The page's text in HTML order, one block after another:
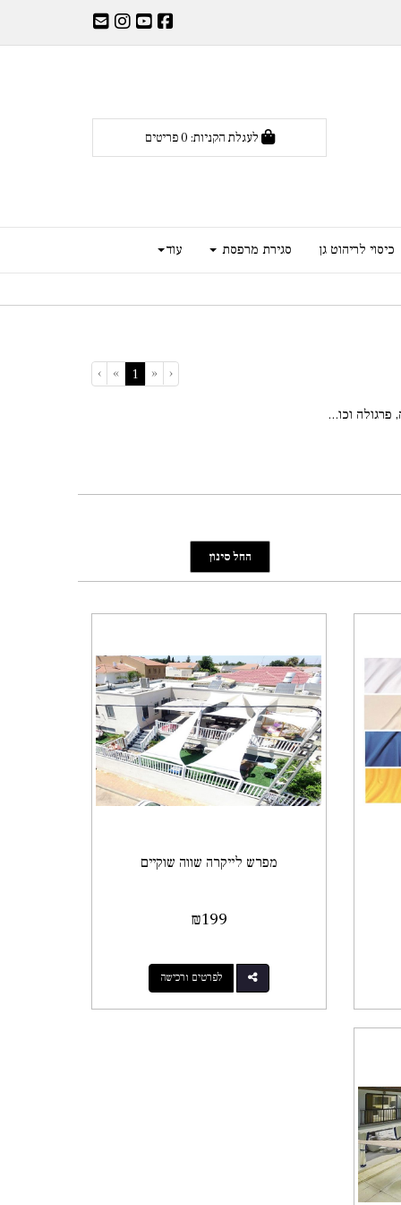
0פריטים
כיסוי לריהוט גן סגירת מרפסת עוד
‹
«
1
(current)
»
›
פרגולה וכו...
מפרש לייקרה שווה שוקיים
₪199
לפרטים ורכישה